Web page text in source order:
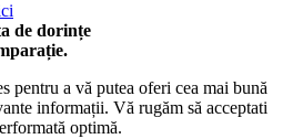
de dorințe
pentru a vă putea oferi cea mai bună
informații. Vă rugăm să acceptati
optimă.